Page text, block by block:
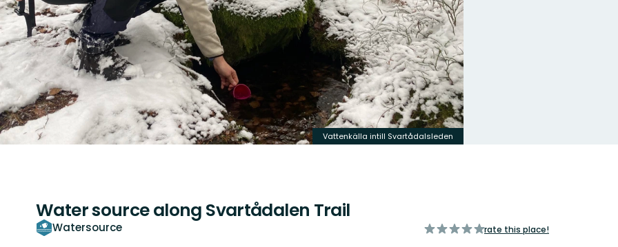
Vattenkälla intill Svartådalsleden
Water source along Svartådalen Trail
Watersource
of
rate this place!